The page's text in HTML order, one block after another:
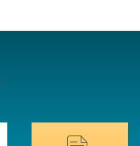
immediata?
Hai bisogno di